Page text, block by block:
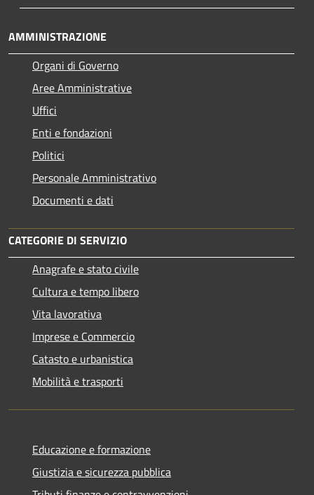
AMMINISTRAZIONE
Organi di Governo
Aree Amministrative
Uffici
Enti e fondazioni
Politici
Personale Amministrativo
Documenti e dati
CATEGORIE DI SERVIZIO
Anagrafe e stato civile
Cultura e tempo libero
Vita lavorativa
Imprese e Commercio
Catasto e urbanistica
Mobilità e trasporti
Educazione e formazione
Giustizia e sicurezza pubblica